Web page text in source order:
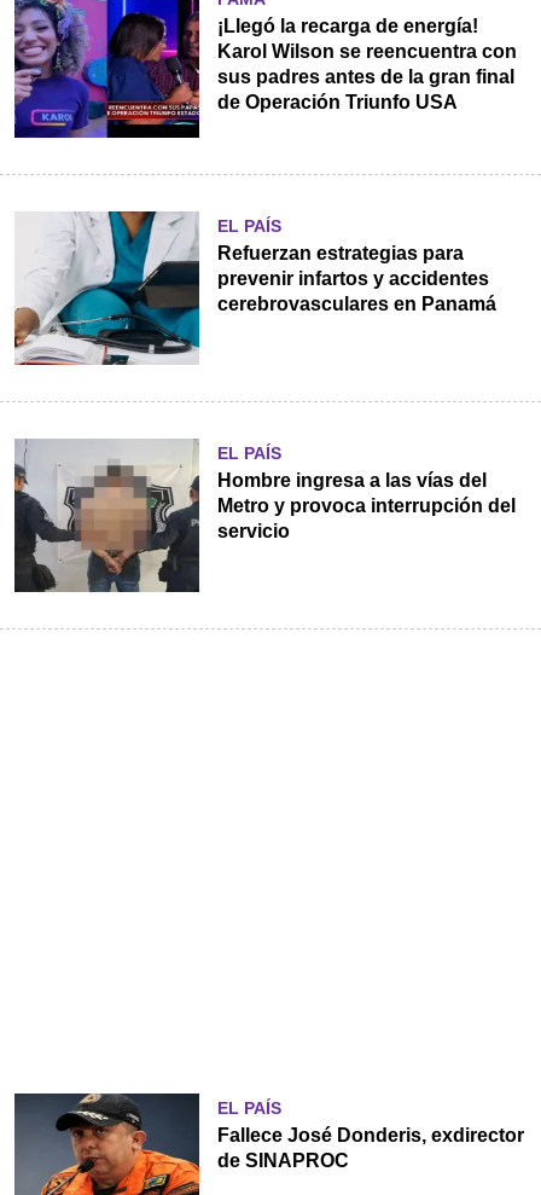
¡Llegó la recarga de energía!
Karol Wilson se reencuentra con
sus padres antes de la gran final
de Operación Triunfo USA
EL PAÍS
Refuerzan estrategias para
prevenir infartos y accidentes
cerebrovasculares en Panamá
EL PAÍS
Hombre ingresa a las vías del
Metro y provoca interrupción del
servicio
EL PAÍS
Fallece José Donderis, exdirector
de SINAPROC